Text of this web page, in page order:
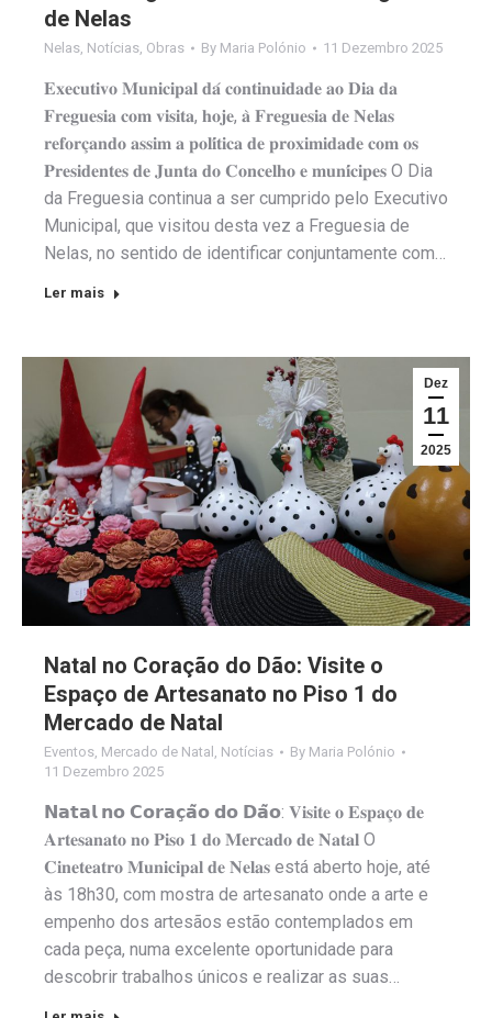
de Nelas
Nelas, Notícias, Obras By Maria Polónio 11 Dezembro 2025
𝐄𝐱𝐞𝐜𝐮𝐭𝐢𝐯𝐨 𝐌𝐮𝐧𝐢𝐜𝐢𝐩𝐚𝐥 𝐝𝐚́ 𝐜𝐨𝐧𝐭𝐢𝐧𝐮𝐢𝐝𝐚𝐝𝐞 𝐚𝐨 𝐃𝐢𝐚 𝐝𝐚
𝐅𝐫𝐞𝐠𝐮𝐞𝐬𝐢𝐚 𝐜𝐨𝐦 𝐯𝐢𝐬𝐢𝐭𝐚, 𝐡𝐨𝐣𝐞, 𝐚̀ 𝐅𝐫𝐞𝐠𝐮𝐞𝐬𝐢𝐚 𝐝𝐞 𝐍𝐞𝐥𝐚𝐬
𝐫𝐞𝐟𝐨𝐫𝐜̧𝐚𝐧𝐝𝐨 𝐚𝐬𝐬𝐢𝐦 𝐚 𝐩𝐨𝐥𝐢́𝐭𝐢𝐜𝐚 𝐝𝐞 𝐩𝐫𝐨𝐱𝐢𝐦𝐢𝐝𝐚𝐝𝐞 𝐜𝐨𝐦 𝐨𝐬
𝐏𝐫𝐞𝐬𝐢𝐝𝐞𝐧𝐭𝐞𝐬 𝐝𝐞 𝐉𝐮𝐧𝐭𝐚 𝐝𝐨 𝐂𝐨𝐧𝐜𝐞𝐥𝐡𝐨 𝐞 𝐦𝐮𝐧𝐢́𝐜𝐢𝐩𝐞𝐬 O Dia
da Freguesia continua a ser cumprido pelo Executivo
Municipal, que visitou desta vez a Freguesia de
Nelas, no sentido de identificar conjuntamente com…
Ler mais
Dez
11
2025
Natal no Coração do Dão: Visite o
Espaço de Artesanato no Piso 1 do
Mercado de Natal
Eventos Mercado de Natal Notícias By Maria Polónio
11 Dezembro 2025
𝗡𝗮𝘁𝗮𝗹 𝗻𝗼 𝗖𝗼𝗿𝗮𝗰̧𝗮̃𝗼 𝗱𝗼 𝗗𝗮̃𝗼: 𝐕𝐢𝐬𝐢𝐭𝐞 𝐨 𝐄𝐬𝐩𝐚𝐜̧𝐨 𝐝𝐞
𝐀𝐫𝐭𝐞𝐬𝐚𝐧𝐚𝐭𝐨 𝐧𝐨 𝐏𝐢𝐬𝐨 𝟏 𝐝𝐨 𝐌𝐞𝐫𝐜𝐚𝐝𝐨 𝐝𝐞 𝐍𝐚𝐭𝐚𝐥 O
𝐂𝐢𝐧𝐞𝐭𝐞𝐚𝐭𝐫𝐨 𝐌𝐮𝐧𝐢𝐜𝐢𝐩𝐚𝐥 𝐝𝐞 𝐍𝐞𝐥𝐚𝐬 está aberto hoje, até
às 18h30, com mostra de artesanato onde a arte e
empenho dos artesãos estão contemplados em
cada peça, numa excelente oportunidade para
descobrir trabalhos únicos e realizar as suas…